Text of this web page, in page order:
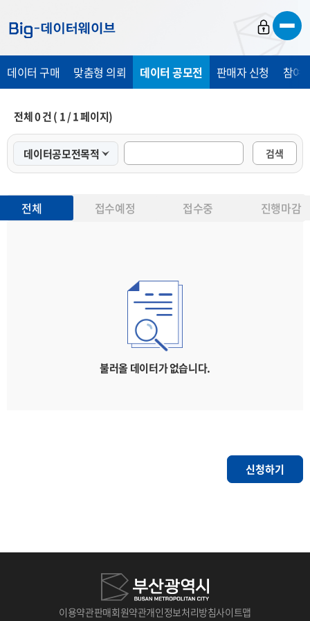
가
가
가
데이터 구매 맞춤형 의뢰 데이터 공모전 판매자 신청 참여
전체0건 ( 1/1페이지)
검색
전체 접수예정 접수중 진행마감
불러올 데이터가 없습니다.
신청하기
이용약관판매회원약관개인정보처리방침사이트맵